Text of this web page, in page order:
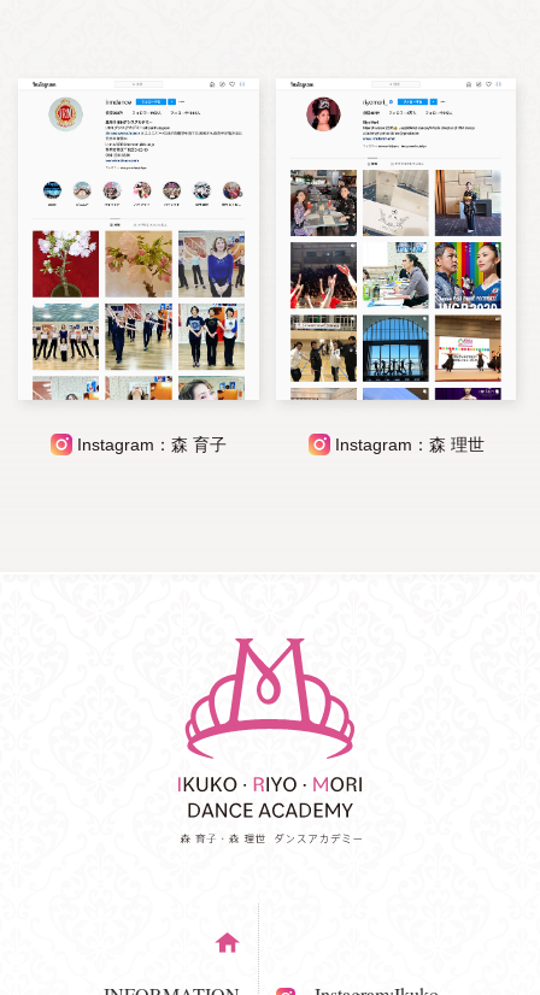
Instagram：森 育子 Instagram：森 理世